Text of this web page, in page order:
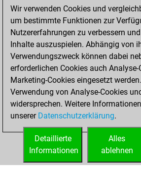
Donnerstag,
5, 2026
You created
your Studies
Dienstag,
März 3, 2026
You created
your Fritz account
Wir verwenden Cookies und
um bestimmte Funktionen zur
Nutzererfahrungen zu verbessern
Inhalte auszuspielen. Abhängig von
Verwendungszweck können dabei
erforderlichen Cookies auch
Marketing-Cookies eingesetzt werden.
Verwendung von Analyse-Cookies
widersprechen. Weitere
unserer Datenschutzerklärung.
Alles
ablehnen
Detaillierte
Informationen